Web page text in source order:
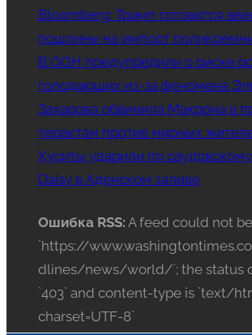
Bloomberg: Трамп готовится
пошлины на импорт
В ООН предупредили о риске
голодающих из-за феномена
Захарова обвинила Макрона в
терактам против мирных
Хуситы ударили по
Daisy в Аденском заливе
Ошибка RSS: A feed could not
`https://
dlines/news/world/`; the status
`403` and content-type is `text/
charset=UTF-8`